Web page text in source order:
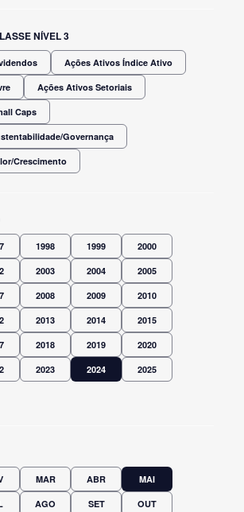
NÍVEL 3
Ações Ativos Índice Ativo
Ações Ativos Setoriais
Caps
Governança
Crescimento
1998 1999 2000
2003 2004 2005
2008 2009 2010
2013 2014 2015
2018 2019 2020
2023 2024 2025
MAR ABR MAI
AGO SET OUT